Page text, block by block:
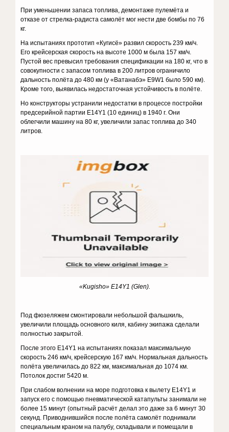
При уменьшении запаса топлива, демонтаже пулемёта и
отказе от стрелка-радиста самолёт мог нести две бомбы по 76
кг.
На испытаниях прототип «Кугисё» развил скорость 239 км/ч.
Его крейсерская скорость на высоте 1000 м была 157 км/ч.
Пустой вес превысил требования спецификации на 180 кг, что в
совокупности с запасом топлива в 200 литров ограничило
дальность полёта до 480 км (у «Ватанабэ» E9W1 было 590 км).
Кроме того, выявилась недостаточная устойчивость в полёте.
Но конструкторы устранили недостатки в процессе постройки
предсерийной партии E14Y1 (10 единиц) в 1940 г. Они
облегчили машину на 80 кг, увеличили запас топлива до 340
литров.
«Kugisho» E14Y1 (Glen).
Под фюзеляжем смонтировали небольшой фальшкиль,
увеличили площадь основного киля, кабину экипажа сделали
полностью закрытой.
После этого E14Y1 на испытаниях показал максимальную
скорость 246 км/ч, крейсерскую 167 км/ч. Нормальная дальность
полёта увеличилась до 822 км, максимальная до 1074 км.
Потолок достиг 5420 м.
При слабом волнении на море подготовка к вылету E14Y1 и
запуск его с помощью пневматической катапульты занимали не
более 15 минут (опытный расчёт делал это даже за 6 минут 30
секунд. Приводнившийся после полёта самолёт поднимали
специальным краном на палубу, складывали и помещали в